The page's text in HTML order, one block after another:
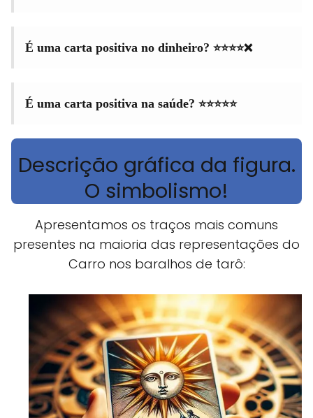
É uma carta positiva no dinheiro? ⭐⭐⭐⭐❌
É uma carta positiva na saúde? ⭐⭐⭐⭐⭐
Descrição gráfica da figura.
O simbolismo!
Apresentamos os traços mais comuns
presentes na maioria das representações do
Carro nos baralhos de tarô: